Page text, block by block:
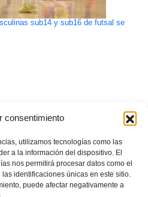
consentimiento
utilizamos tecnologías como las
a la información del dispositivo. El
nos permitirá procesar datos como el
identificaciones únicas en este sitio.
puede afectar negativamente a
sub14 y sub16 de futsal se